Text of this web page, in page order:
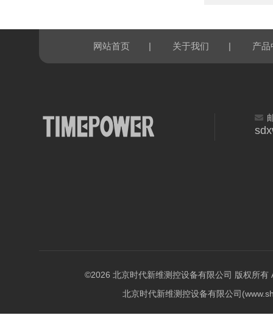
网站首页 | 关于我们 | 产品
©2026 北京时代新维测控设备有限公司 版权所有
北京时代新维测控设备有限公司